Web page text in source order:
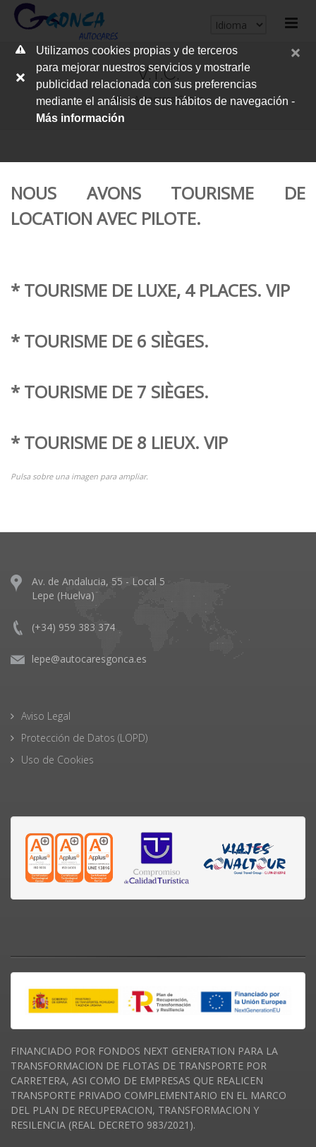
cerrar
Utilizamos cookies propias y de terceros
para mejorar nuestros servicios y mostrarle
publicidad relacionada con sus preferencias
mediante el análisis de sus hábitos de navegación -
Más información
V.T.C.
Autocares Gonca
NOUS AVONS TOURISME DE
LOCATION AVEC PILOTE.
* TOURISME DE LUXE, 4 PLACES. VIP
* TOURISME DE 6 SIÈGES.
* TOURISME DE 7 SIÈGES.
* TOURISME DE 8 LIEUX. VIP
Pulsa sobre una imagen para ampliar.
Av. de Andalucia, 55 - Local 5
Lepe (Huelva)
(+34) 959 383 374
lepe@autocaresgonca.es
Aviso Legal
Protección de Datos (LOPD)
Uso de Cookies
FINANCIADO POR FONDOS NEXT GENERATION PARA LA
TRANSFORMACION DE FLOTAS DE TRANSPORTE POR
CARRETERA, ASI COMO DE EMPRESAS QUE REALICEN
TRANSPORTE PRIVADO COMPLEMENTARIO EN EL MARCO
DEL PLAN DE RECUPERACION, TRANSFORMACION Y
RESILENCIA (REAL DECRETO 983/2021).